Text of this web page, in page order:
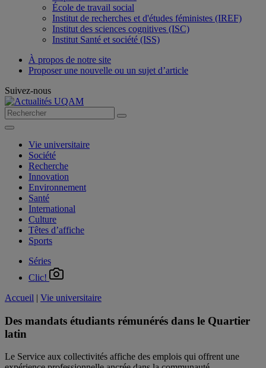
École de travail social
Institut de recherches et d'études féministes (IREF)
Institut des sciences cognitives (ISC)
Institut Santé et société (ISS)
À propos de notre site
Proposer une nouvelle ou un sujet d’article
Suivez-nous
Vie universitaire
Société
Recherche
Innovation
Environnement
Santé
International
Culture
Têtes d’affiche
Sports
Séries
Clic!
Accueil | Vie universitaire
Des mandats étudiants rémunérés dans le Quartier
latin
Le Service aux collectivités affiche des emplois qui offrent une